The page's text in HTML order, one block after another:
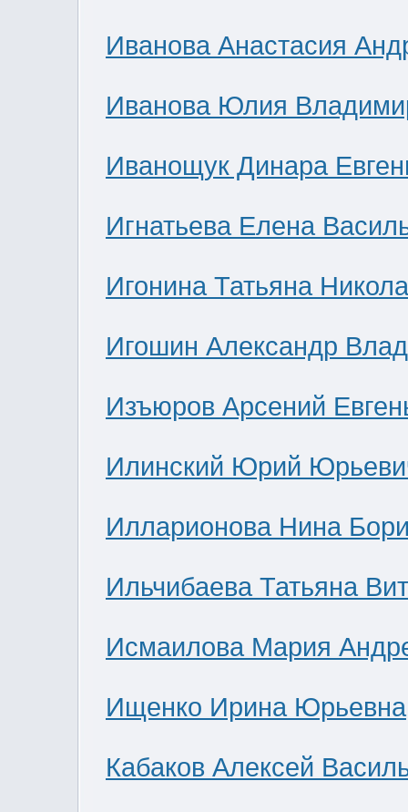
Иванова Анастасия
Иванова Юлия
Иванощук Динара
Игнатьева Елена
Игонина Татьяна
Игошин Александр
Изъюров Арсений
Илинский Юрий
Илларионова Нина
Ильчибаева Татьяна
Исмаилова Мария
Ищенко Ирина Юрьевна
Кабаков Алексей